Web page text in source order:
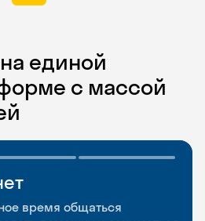
единой
с массой
время общаться